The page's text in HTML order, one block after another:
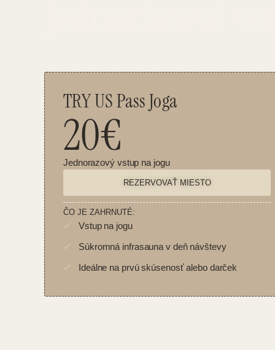
TRY US Pass Joga
20€
Jednorazový vstup na jogu
REZERVOVAŤ MIESTO
ČO JE ZAHRNUTÉ:
Vstup na jogu
Súkromná infrasauna v deň návštevy
Ideálne na prvú skúsenosť alebo darček